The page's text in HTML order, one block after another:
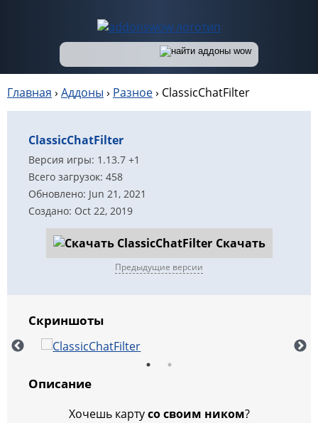
Главная › Аддоны › Разное› ClassicChatFilter
ClassicChatFilter
Версия игры: 1.13.7 +1
Всего загрузок: 458
Обновлено: Jun 21, 2021
Создано: Oct 22, 2019
Скачать
Предыдущие версии
Скриншоты
Описание
Хочешь картусо своим ником?